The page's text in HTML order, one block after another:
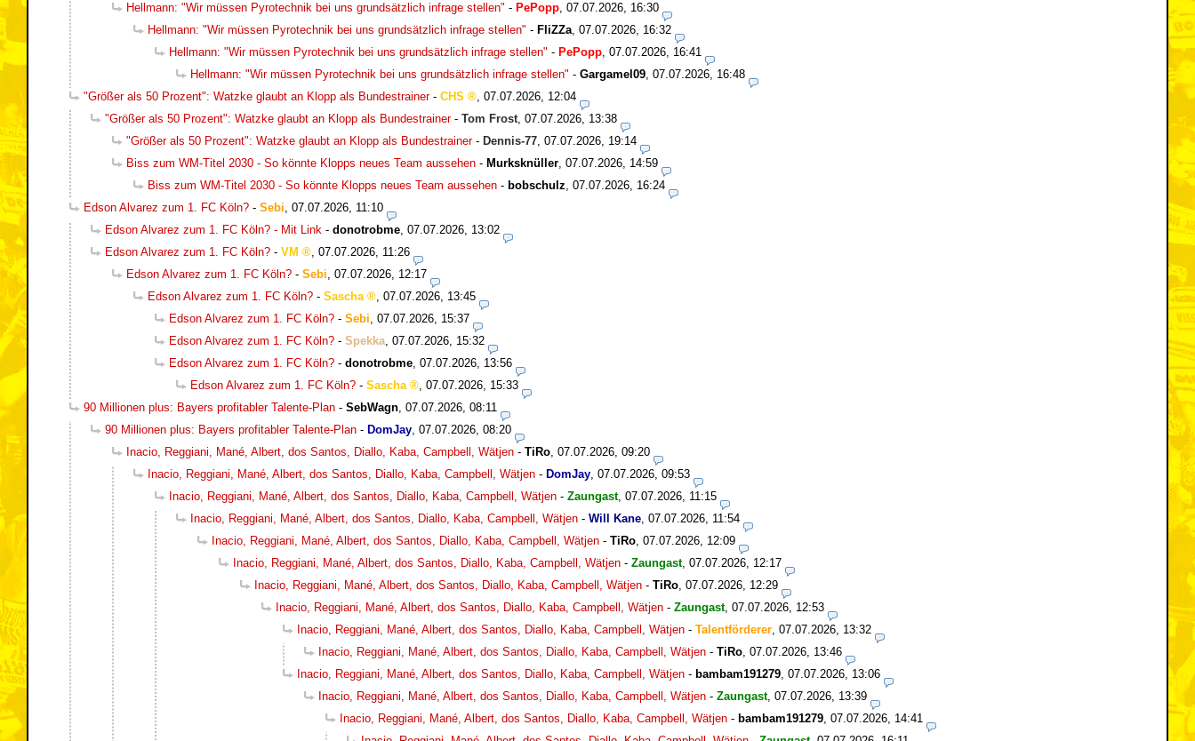
Hellmann: "Wir müssen Pyrotechnik bei uns grundsätzlich infrage stellen" - PePopp, 07.07.2026, 16:30
Hellmann: "Wir müssen Pyrotechnik bei uns grundsätzlich infrage stellen" - FliZZa, 07.07.2026, 16:32
Hellmann: "Wir müssen Pyrotechnik bei uns grundsätzlich infrage stellen" - PePopp, 07.07.2026, 16:41
Hellmann: "Wir müssen Pyrotechnik bei uns grundsätzlich infrage stellen" - Gargamel09, 07.07.2026, 16:48
"Größer als 50 Prozent": Watzke glaubt an Klopp als Bundestrainer- CHS , 07.07.2026, 12:04
"Größer als 50 Prozent": Watzke glaubt an Klopp als Bundestrainer- Tom Frost, 07.07.2026, 13:38
"Größer als 50 Prozent": Watzke glaubt an Klopp als Bundestrainer- Dennis-77, 07.07.2026, 19:14
Biss zum WM-Titel 2030 - So könnte Klopps neues Team aussehen - Murksknüller, 07.07.2026, 14:59
Biss zum WM-Titel 2030 - So könnte Klopps neues Team aussehen - bobschulz, 07.07.2026, 16:24
Edson Alvarez zum 1. FC Köln? - Sebi, 07.07.2026, 11:10
Edson Alvarez zum 1. FC Köln? - Mit Link - donotrobme, 07.07.2026, 13:02
Edson Alvarez zum 1. FC Köln? - VM , 07.07.2026, 11:26
Edson Alvarez zum 1. FC Köln? - Sebi, 07.07.2026, 12:17
Edson Alvarez zum 1. FC Köln? - Sascha , 07.07.2026, 13:45
Edson Alvarez zum 1. FC Köln? - Sebi, 07.07.2026, 15:37
Edson Alvarez zum 1. FC Köln? - Spekka, 07.07.2026, 15:32
Edson Alvarez zum 1. FC Köln? - donotrobme, 07.07.2026, 13:56
Edson Alvarez zum 1. FC Köln? - Sascha , 07.07.2026, 15:33
90 Millionen plus: Bayers profitabler Talente-Plan - SebWagn, 07.07.2026, 08:11
90 Millionen plus: Bayers profitabler Talente-Plan - DomJay, 07.07.2026, 08:20
Inacio, Reggiani, Mané, Albert, dos Santos, Diallo, Kaba, Campbell, Wätjen - TiRo, 07.07.2026, 09:20
Inacio, Reggiani, Mané, Albert, dos Santos, Diallo, Kaba, Campbell, Wätjen - DomJay, 07.07.2026, 09:53
Inacio, Reggiani, Mané, Albert, dos Santos, Diallo, Kaba, Campbell, Wätjen - Zaungast, 07.07.2026, 11:15
Inacio, Reggiani, Mané, Albert, dos Santos, Diallo, Kaba, Campbell, Wätjen - Will Kane, 07.07.2026, 11:54
Inacio, Reggiani, Mané, Albert, dos Santos, Diallo, Kaba, Campbell, Wätjen - TiRo, 07.07.2026, 12:09
Inacio, Reggiani, Mané, Albert, dos Santos, Diallo, Kaba, Campbell, Wätjen - Zaungast, 07.07.2026, 12:17
Inacio, Reggiani, Mané, Albert, dos Santos, Diallo, Kaba, Campbell, Wätjen - TiRo, 07.07.2026, 12:29
Inacio, Reggiani, Mané, Albert, dos Santos, Diallo, Kaba, Campbell, Wätjen - Zaungast, 07.07.2026, 12:53
Inacio, Reggiani, Mané, Albert, dos Santos, Diallo, Kaba, Campbell, Wätjen - Talentförderer, 07.07.2026, 13:32
Inacio, Reggiani, Mané, Albert, dos Santos, Diallo, Kaba, Campbell, Wätjen - TiRo, 07.07.2026, 13:46
Inacio, Reggiani, Mané, Albert, dos Santos, Diallo, Kaba, Campbell, Wätjen - bambam191279, 07.07.2026, 13:06
Inacio, Reggiani, Mané, Albert, dos Santos, Diallo, Kaba, Campbell, Wätjen - Zaungast, 07.07.2026, 13:39
Inacio, Reggiani, Mané, Albert, dos Santos, Diallo, Kaba, Campbell, Wätjen - bambam191279, 07.07.2026, 14:41